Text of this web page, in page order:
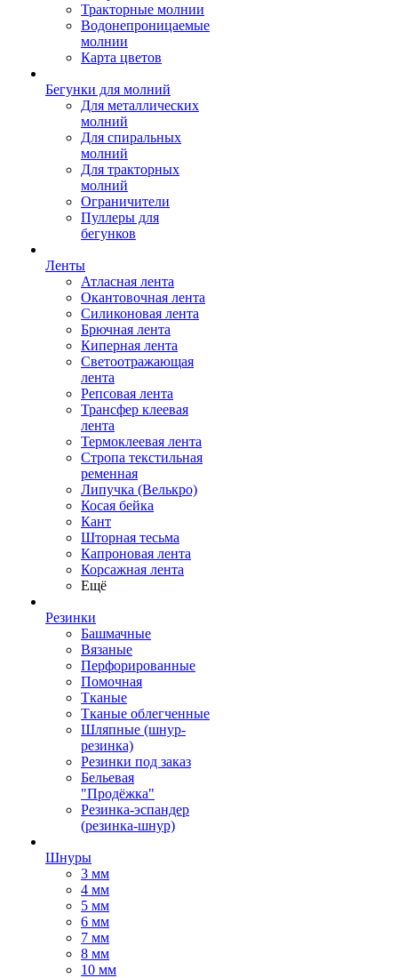
Тракторные молнии
Водонепроницаемые
молнии
Карта цветов
Бегунки для молний
Для металлических
молний
Для спиральных
молний
Для тракторных
молний
Ограничители
Пуллеры для
бегунков
Ленты
Атласная лента
Окантовочная лента
Силиконовая лента
Брючная лента
Киперная лента
Светоотражающая
лента
Репсовая лента
Трансфер клеевая
лента
Термоклеевая лента
Стропа текстильная
ременная
Липучка (Велькро)
Косая бейка
Кант
Шторная тесьма
Капроновая лента
Корсажная лента
Ещё
Резинки
Башмачные
Вязаные
Перфорированные
Помочная
Тканые
Тканые облегченные
Шляпные (шнур-
резинка)
Резинки под заказ
Бельевая
"Продёжка"
Резинка-эспандер
(резинка-шнур)
Шнуры
3 мм
4 мм
5 мм
6 мм
7 мм
8 мм
10 мм